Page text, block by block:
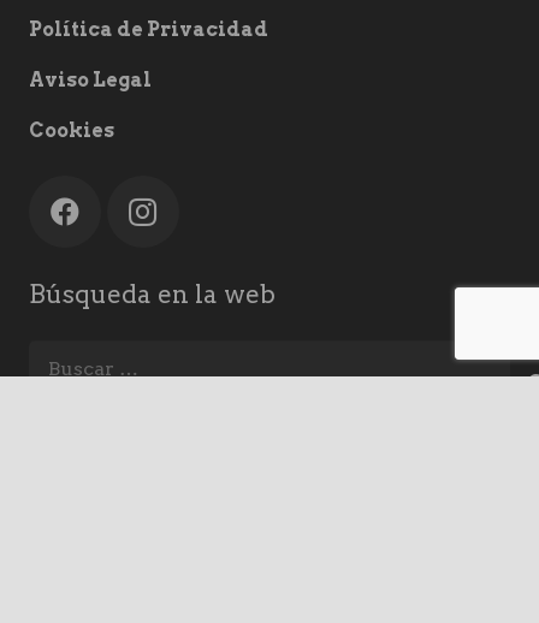
Política de Privacidad
Aviso Legal
Cookies
Búsqueda en la web